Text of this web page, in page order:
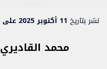
نشر بتاريخ 11 أكتوبر 2025 على الساعة 11:13
محمد القاديري